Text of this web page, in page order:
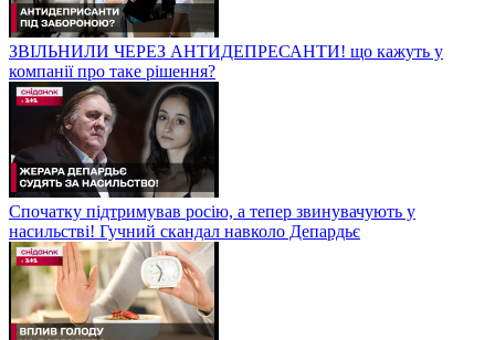
ЗВІЛЬНИЛИ ЧЕРЕЗ АНТИДЕПРЕСАНТИ! що кажуть у
компанії про таке рішення?
Спочатку підтримував росію, а тепер звинувачують у
насильстві! Гучний скандал навколо Депардьє